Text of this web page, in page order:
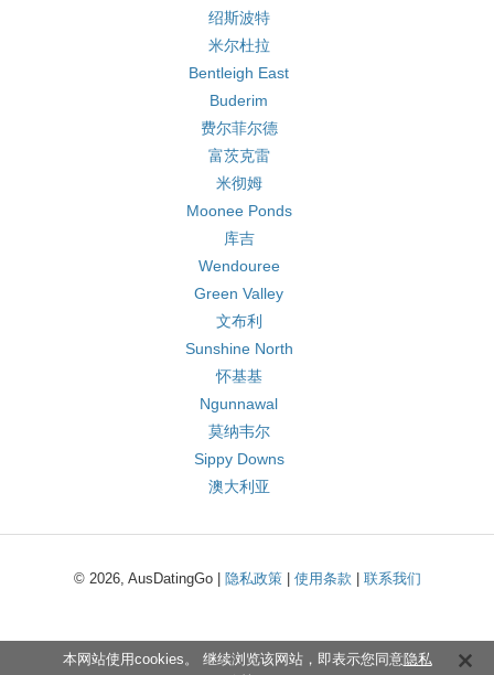
绍斯波特
米尔杜拉
Bentleigh East
Buderim
费尔菲尔德
富茨克雷
米彻姆
Moonee Ponds
库吉
Wendouree
Green Valley
文布利
Sunshine North
怀基基
Ngunnawal
莫纳韦尔
Sippy Downs
澳大利亚
© 2026, AusDatingGo | 隐私政策| 使用条款 联系我们
本网站使用cookies。 继续浏览该网站，即表示您同意隐私